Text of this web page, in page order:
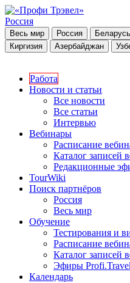
Россия
Весь мир Россия Беларусь
Киргизия
Азербайджан
Работа
Новости и статьи
Все новости
Все статьи
Интервью
Вебинары
Расписание
Каталог записей
Редакционные
TourWiki
Поиск партнёров
Россия
Весь мир
Обучение
Тестирования и
Расписание
Каталог записей
Эфиры
Календарь